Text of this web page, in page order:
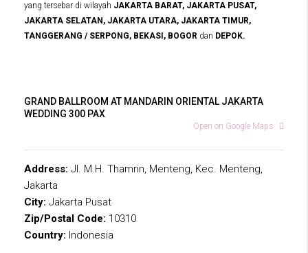
yang tersebar di wilayah JAKARTA BARAT, JAKARTA PUSAT,
JAKARTA SELATAN, JAKARTA UTARA, JAKARTA TIMUR,
TANGGERANG / SERPONG, BEKASI, BOGOR dan DEPOK.
GRAND BALLROOM AT MANDARIN ORIENTAL JAKARTA
WEDDING 300 PAX
Open on Google Maps
Address: Jl. M.H. Thamrin, Menteng, Kec. Menteng,
Jakarta
City: Jakarta Pusat
Zip/Postal Code: 10310
Country: Indonesia